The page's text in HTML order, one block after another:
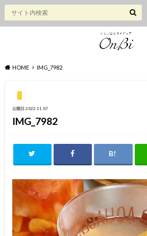
HOME IMG_7982
公開日:2022.11.07
IMG_7982